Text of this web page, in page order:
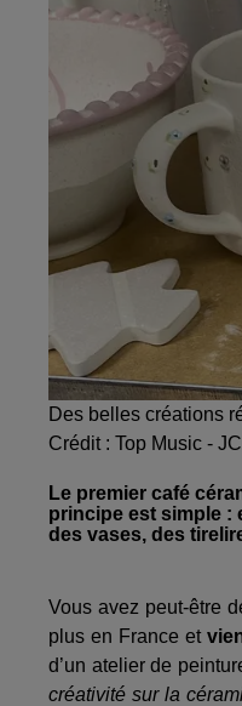
Des belles créations
Crédit : Top Music - JC
Le premier café
principe est simple :
des vases, des
Vous avez peut-être
plus en France et
d’un atelier de
créativité sur la